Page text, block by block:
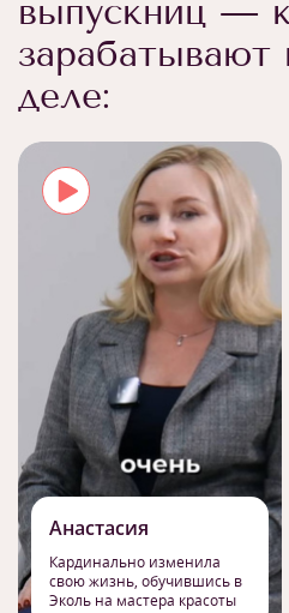
выпускниц —
деле:
Анастасия
Кардинально изменила
свою жизнь, обучившись в
Эколь на мастера красоты